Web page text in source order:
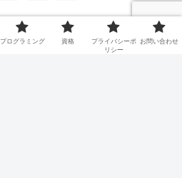
プログラミング 資格
プライバシーポ
リシー
お問い合わせ